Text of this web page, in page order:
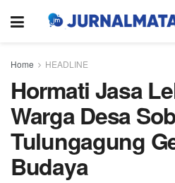
Home HEADLINE
Hormati Jasa
Warga Desa
Tulungagung
Budaya